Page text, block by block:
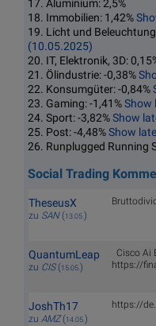
17. Aluminium: 2,5%
18. Immobilien: 1,42%
19. Licht und
(10.05.2025)
20. IT, Elektronik, 3D:
21. Ölindustrie: -0,38%
22. Konsumgüter: -0,84%
23. Gaming: -1,41%Show
24. Sport: -3,82%Show
25. Post: -4,48%Show
26. Runplugged Running
Social Trading
TheseusX
zu SAN( 13.05.)
QuantumLeap
zu CIS( 15.05.)
Cisco Ai
https://
JoshTh17
zu AMZ( 14.05.)
https://